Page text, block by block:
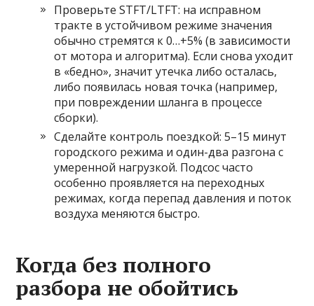
Проверьте STFT/LTFT: на исправном
тракте в устойчивом режиме значения
обычно стремятся к 0…+5% (в зависимости
от мотора и алгоритма). Если снова уходит
в «бедно», значит утечка либо осталась,
либо появилась новая точка (например,
при повреждении шланга в процессе
сборки).
Сделайте контроль поездкой: 5–15 минут
городского режима и один-два разгона с
умеренной нагрузкой. Подсос часто
особенно проявляется на переходных
режимах, когда перепад давления и поток
воздуха меняются быстро.
Когда без полного
разборa не обойтись